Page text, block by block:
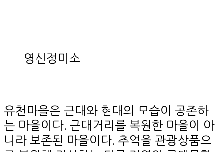
영신정미소
유천마을은 근대와 현대의 모습이 공존하
는 마을이다. 근대거리를 복원한 마을이 아
니라 보존된 마을이다. 추억을 관광상품으